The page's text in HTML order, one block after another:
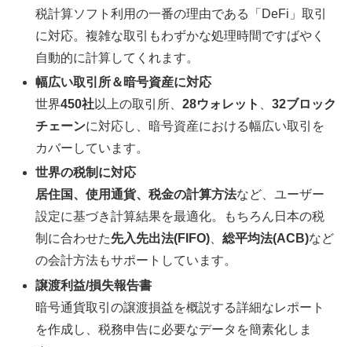
税計算ソフト利用の一番の理由である「DeFi」取引
に対応。複雑な取引もわずかな処理時間ですばやく
自動的に計算してくれます。
幅広い取引所＆暗号資産に対応
世界450社以上の取引所、28ウォレット 、32ブロック
チェーンに対応し、暗号資産における幅広い取引を
カバーしています。
世界の税制に対応
居住国、使用通貨、税金の計算方法など、ユーザー
設定に基づき計算結果を最適化。もちろん日本の税
制に合わせた先入先出法(FIFO)、総平均法(ACB)など
の会計方法もサポートしています。
譲渡利益/損失報告書
暗号通貨取引の譲渡損益を概説する詳細なレポート
を作成し、税務申告に必要なデータを簡素化しま